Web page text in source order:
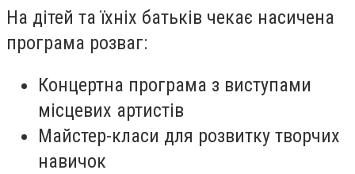
На дітей та їхніх батьків чекає насичена
програма розваг:
Концертна програма з виступами
місцевих артистів
Майстер-класи для розвитку творчих
навичок